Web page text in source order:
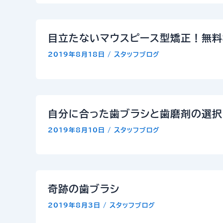
目立たないマウスピース型矯正！無
2019年8月18日 / スタッフブログ
自分に合った歯ブラシと歯磨剤の選択
2019年8月10日 / スタッフブログ
奇跡の歯ブラシ
2019年8月3日 / スタッフブログ